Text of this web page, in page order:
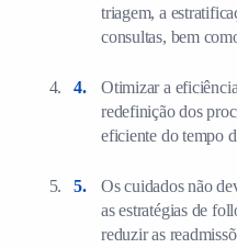
triagem, a
consultas, bem
Otimizar a
redefinição dos
eficiente do tempo
Os cuidados não
as estratégias de
reduzir as